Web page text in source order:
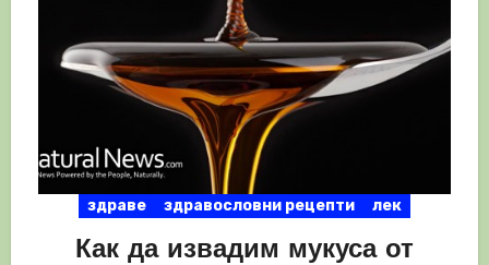
здраве здравословни рецепти лек
Как да извадим мукуса от